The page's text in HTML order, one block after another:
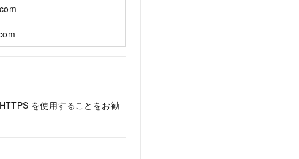
を使用することをお勧